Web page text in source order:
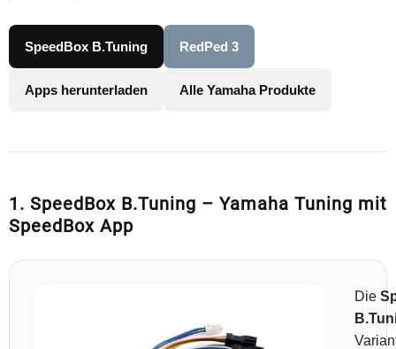
SpeedBox B.Tuning RedPed 3
Apps herunterladen Alle Yamaha Produkte
1. SpeedBox B.Tuning – Yamaha Tuning mit
SpeedBox App
Die